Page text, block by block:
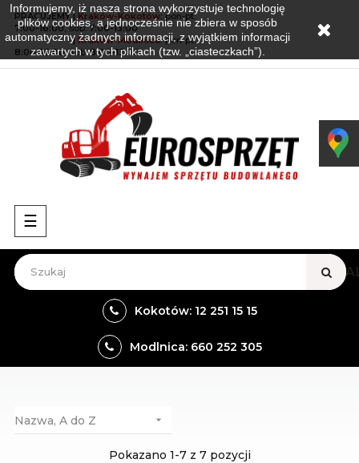
PRACUJEMY |Kraków-Kokotów: pon-pt:
7:00-16:00, sob:7:00-13:00
PRACUJEMY| Kraków-Modlnica:pon-pt:
8:00-16:00, sob:8:00-13:00
Przełącz
nawigację
☰
VIEW
Kokotów: 12 251 15 15
Modlnica: 660 252 305
Nazwa, A do Z 
Pokazano 1-7 z 7 pozycji
Informujemy, iż nasza strona wykorzystuje technologię
plików cookies, a jednocześnie nie zbiera w sposób
automatyczny żadnych informacji, z wyjątkiem informacji
zawartych w tych plikach (tzw. „ciasteczkach”).